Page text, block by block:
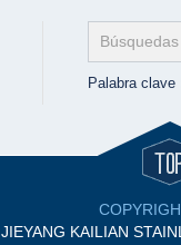
Palabra clave
JIEYANG KAILIAN